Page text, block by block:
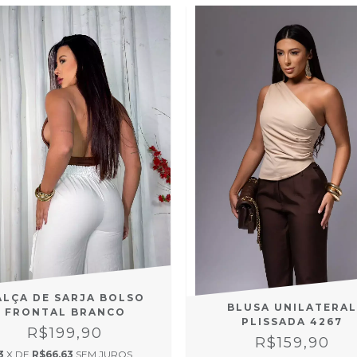
DE SARJA BOLSO
FRONTAL BRANCO
R$199,90
X DE R$66,63 SEM JUROS
BLUSA UNILATERAL
PLISSADA 4267
R$159,90